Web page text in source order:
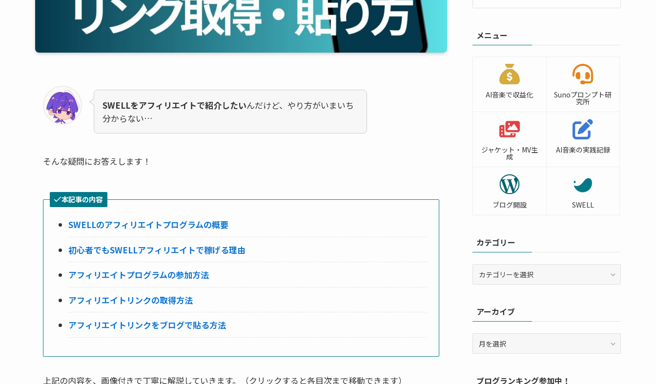
SWELLをアフィリエイトで紹介したいんだけど、やり方がいまいち
分からない…
そんな疑問にお答えします！
本記事の内容
SWELLのアフィリエイトプログラムの概要
初心者でもSWELLアフィリエイトで稼げる理由
アフィリエイトプログラムの参加方法
アフィリエイトリンクの取得方法
アフィリエイトリンクをブログで貼る方法
上記の内容を、画像付きで丁寧に解説していきます。（クリックすると各目次まで移動できます）
メニュー
AI音楽で収益化 Sunoプロンプト研
究所
ジャケット・MV生
成
AI音楽の実践記録
ブログ開設 SWELL
カテゴリー
ーアーカイブ
ブブログランキング参加中！